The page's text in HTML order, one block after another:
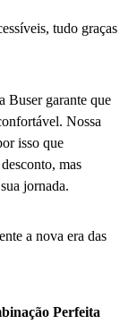
tudo graças
Buser garante que
Nossa
isso que
mas
jornada.
a nova era das
Perfeita